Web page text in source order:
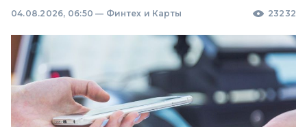
04.08.2026, 06:50 — Финтех и Карты 23232